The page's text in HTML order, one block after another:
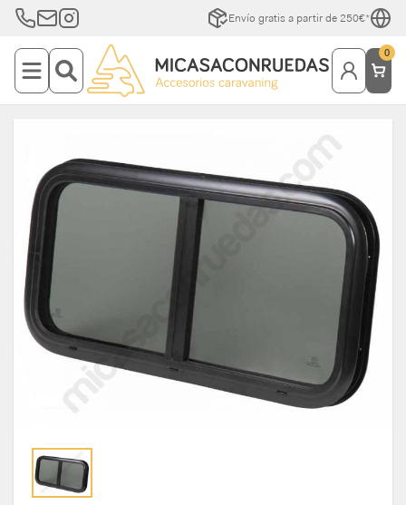
Envío gratis a partir de 250€*
0